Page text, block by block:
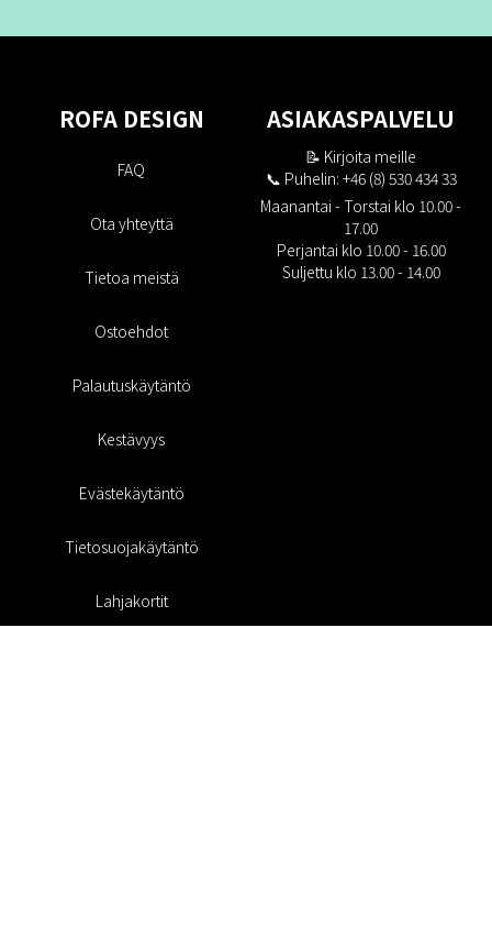
ROFA DESIGN
FAQ
Ota yhteyttä
Tietoa meistä
Ostoehdot
Palautuskäytäntö
Kestävyys
Evästekäytäntö
Tietosuojakäytäntö
Lahjakortit
ASIAKASPALVELU
📝 Kirjoita meille
📞 Puhelin: +46 (8) 530 434 33
Maanantai - Torstai klo 10.00 -
17.00
Perjantai klo 10.00 - 16.00
Suljettu klo 13.00 - 14.00